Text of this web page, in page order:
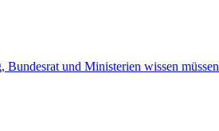
und Ministerien wissen müssen